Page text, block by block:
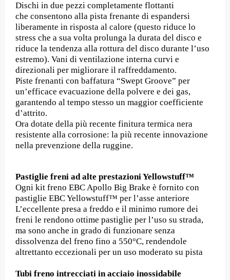
Dischi in due pezzi completamente flottanti
che consentono alla pista frenante di espandersi
liberamente in risposta al calore (questo riduce lo
stress che a sua volta prolunga la durata del disco e
riduce la tendenza alla rottura del disco durante l’uso
estremo). Vani di ventilazione interna curvi e
direzionali per migliorare il raffreddamento.
Piste frenanti con baffatura “Swept Groove” per
un’efficace evacuazione della polvere e dei gas,
garantendo al tempo stesso un maggior coefficiente
d’attrito.
Ora dotate della più recente finitura termica nera
resistente alla corrosione: la più recente innovazione
nella prevenzione della ruggine.
Pastiglie freni ad alte prestazioni Yellowstuff™
Ogni kit freno EBC Apollo Big Brake è fornito con
pastiglie EBC Yellowstuff™ per l’asse anteriore
L’eccellente presa a freddo e il minimo rumore dei
freni le rendono ottime pastiglie per l’uso su strada,
ma sono anche in grado di funzionare senza
dissolvenza del freno fino a 550°C, rendendole
altrettanto eccezionali per un uso moderato su pista
Tubi freno intrecciati in acciaio inossidabile